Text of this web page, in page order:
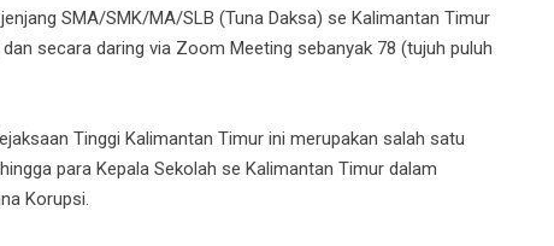
SMA/SMK/MA/SLB (Tuna Daksa) se Kalimantan Timur
secara daring via Zoom Meeting sebanyak 78 (tujuh puluh
Tinggi Kalimantan Timur ini merupakan salah satu
para Kepala Sekolah se Kalimantan Timur dalam
Korupsi.